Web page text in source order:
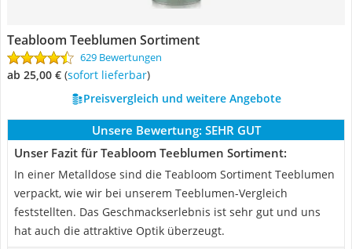
Teabloom Teeblumen Sortiment
629 Bewertungen
ab 25,00 € ( Sofort lieferbar)
Preisvergleich und weitere Angebote
Unsere Bewertung: SEHR GUT
Unser Fazit für Teabloom Teeblumen Sortiment:
In einer Metalldose sind die Teabloom Sortiment Teeblumen
verpackt, wie wir bei unserem Teeblumen-Vergleich
feststellten. Das Geschmackserlebnis ist sehr gut und uns
hat auch die attraktive Optik überzeugt.